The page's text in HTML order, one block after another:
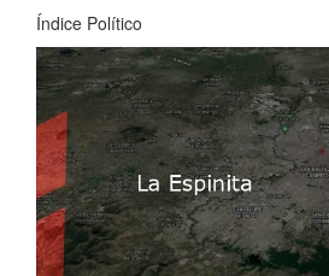
Índice Político